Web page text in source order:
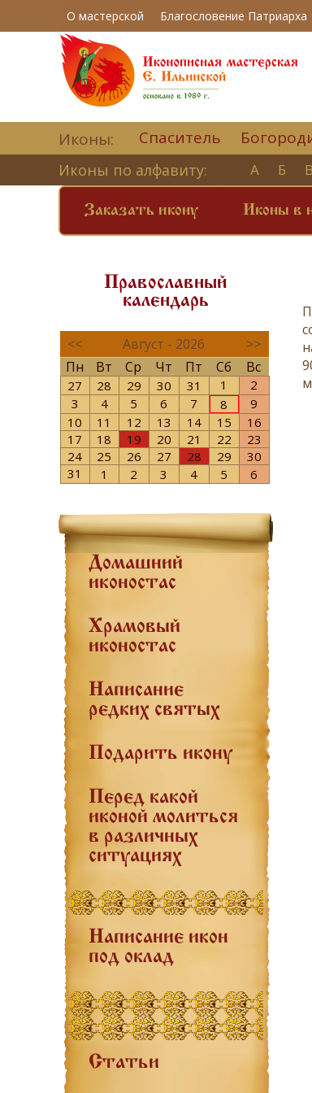
О мастерской Благословение Патриарха
Иконы: Спаситель
Иконы по алфавиту: А Б В
Заказать икону Иконы в
Православный
календарь
<< Август - 2026
>>
Пн
Вт Ср Чт Пт Сб Вс
27 28 29 30 31 1
2
3
4 5 6 7 8
9
10
11 12 13 14 15
16
17
18 19 20 21 22
23
24
25 26 27 28 29
30
31
1 2 3 4 5 6
Домашний
иконостас
Храмовый
иконостас
Написание
редких святых
Подарить икону
Перед какой
иконой молиться
в различных
ситуациях
Написание икон
под оклад
Статьи